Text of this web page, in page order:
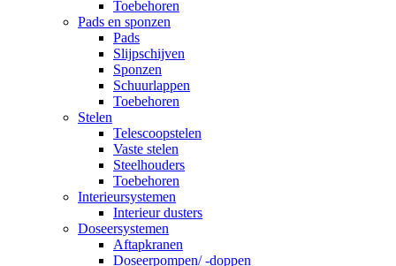
Toebehoren
Pads en sponzen
Pads
Slijpschijven
Sponzen
Schuurlappen
Toebehoren
Stelen
Telescoopstelen
Vaste stelen
Steelhouders
Toebehoren
Interieursystemen
Interieur dusters
Doseersystemen
Aftapkranen
Doseerpompen/ -doppen